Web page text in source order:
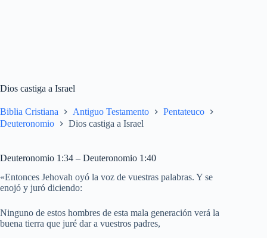
Dios castiga a Israel
Biblia Cristiana Antiguo Testamento
Pentateuco
Deuteronomio
Dios castiga a Israel
Deuteronomio 1:34 – Deuteronomio 1:40
«Entonces Jehovah oyó la voz de vuestras palabras. Y se
enojó y juró diciendo:
Ninguno de estos hombres de esta mala generación verá la
buena tierra que juré dar a vuestros padres,